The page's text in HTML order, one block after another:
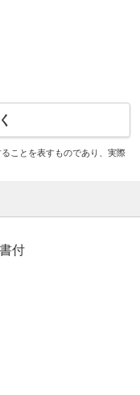
ことを表すものであり、実際
付